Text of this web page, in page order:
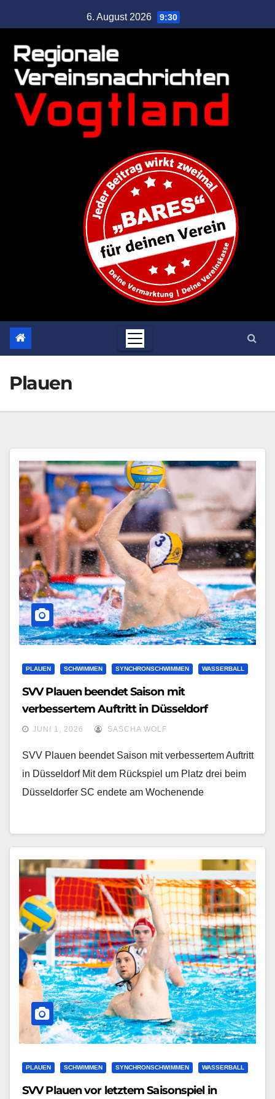
6. August 2026 9:30
Plauen
PLAUEN SCHWIMMEN SYNCHRONSCHWIMMEN WASSERBALL
SVV Plauen beendet Saison mit
verbessertem Auftritt in Düsseldorf
JUNI 1, 2026 SASCHA WOLF
SVV Plauen beendet Saison mit verbessertem Auftritt
in Düsseldorf Mit dem Rückspiel um Platz drei beim
Düsseldorfer SC endete am Wochenende
PLAUEN SCHWIMMEN SYNCHRONSCHWIMMEN WASSERBALL
SVV Plauen vor letztem Saisonspiel in